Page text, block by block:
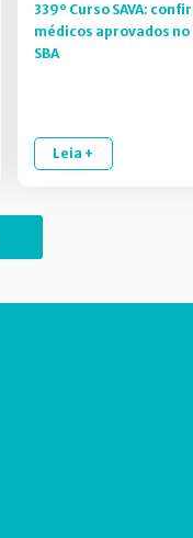
339º Curso SAVA:
médicos aprovados
SBA
Leia +